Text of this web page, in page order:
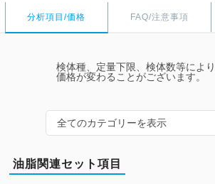
分析項目/価格 FAQ/注意事項
検体種、定量下限、検体数等により
価格が変わることがございます。
全てのカテゴリーを表示
油脂関連セット項目